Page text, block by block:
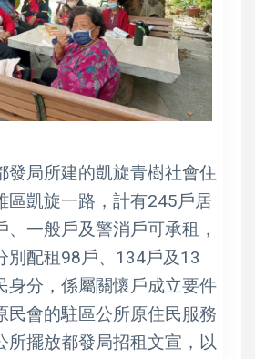
發局所建的凱旋青樹社會住
區凱旋一路，計有245戶居
、一般戶及警消戶可承租，
別配租98戶、134戶及13
身分，係屬關懷戶成立要件
民會的駐區公所原住民服務
所擺放都發局招租文宣，以